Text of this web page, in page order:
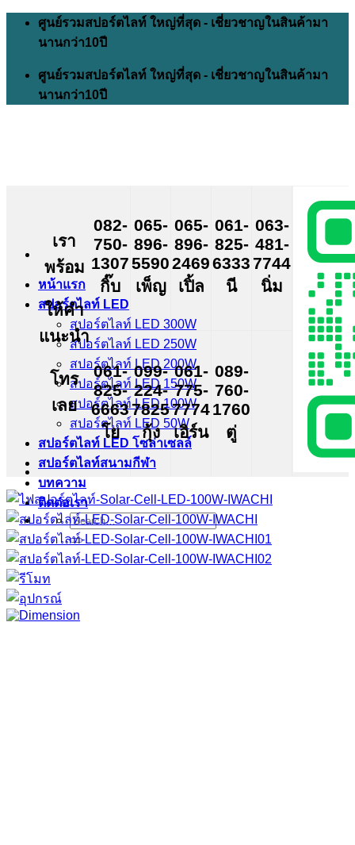
Skip
content
ศูนย์รวมสปอร์ตไลท์ ใหญ่ที่สุด - เชี่ยวชาญในสินค้ามา
นานกว่า10ปี
ศูนย์รวมสปอร์ตไลท์ ใหญ่ที่สุด - เชี่ยวชาญในสินค้ามา
นานกว่า10ปี
หน้าแรก
สปอร์ตไลท์ LED
สปอร์ตไลท์ LED 300W
สปอร์ตไลท์ LED 250W
สปอร์ตไลท์ LED 200W
สปอร์ตไลท์ LED 150W
สปอร์ตไลท์ LED 100W
สปอร์ตไลท์ LED 50W
สปอร์ตไลท์ LED โซล่าเซลล์
สปอร์ตไลท์สนามกีฬา
บทความ
ติดต่อเรา
Search
for:
เรา
พร้อม
ให้คำ
แนะนำ
โทร
เลย
082-
750-
1307
กิ๊บ
065-
896-
5590
เพ็ญ
065-
896-
2469
เปิ้ล
061-
825-
6333
นี
063-
481-
7744
นิ่ม
061-
825-
6663
โย
099-
224-
7825
กุ้ง
061-
775-
7774
เอิร์น
089-
760-
1760
ตู่